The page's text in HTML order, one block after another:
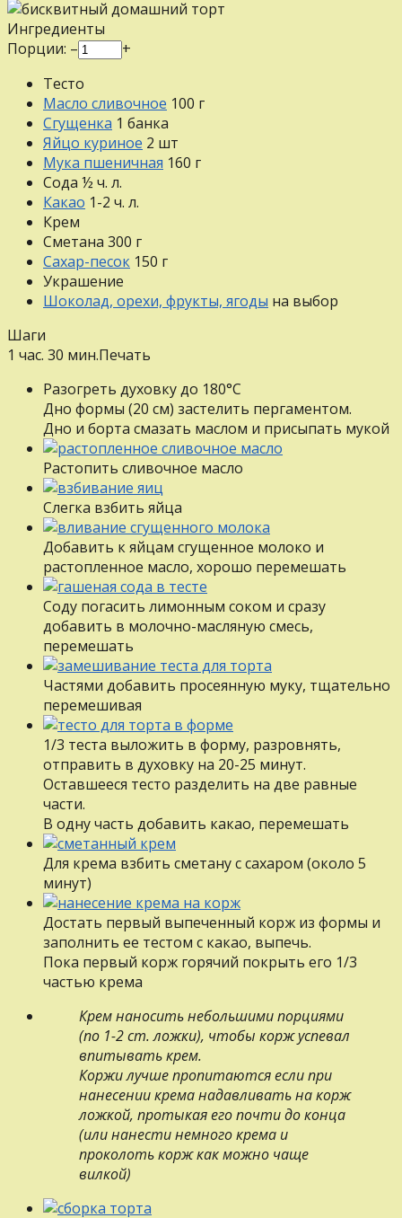
Ингредиенты
Порции: –
+
Тесто
Масло сливочное 100 г
Сгущенка 1 банка
Яйцо куриное 2 шт
Мука пшеничная 160 г
Сода ½ ч. л.
Какао 1-2 ч. л.
Крем
Сметана 300 г
Сахар-песок 150 г
Украшение
Шоколад, орехи, фрукты, ягоды на выбор
Шаги
1 час. 30 мин.Печать
Разогреть духовку до 180°С
Дно формы (20 см) застелить пергаментом.
Дно и борта смазать маслом и присыпать мукой
Pacтoпить сливочное масло
Слегка взбить яйца
Добавить к яйцам сгущенное молоко и
растопленное масло, хорошо перемешать
Соду погасить лимонным соком и сразу
добавить в молочно-масляную смесь,
перемешать
Частями добавить просеянную муку, тщательно
перемешивая
1/3 теста выложить в форму, разровнять,
отправить в духовку на 20-25 минут.
Оставшееся тесто разделить на две равные
части.
В одну часть добавить какао, перемешать
Для крема взбить сметану с сахаром (около 5
минут)
Достать первый выпеченный корж из формы и
заполнить ее тестом с какао, выпечь.
Пока первый корж горячий покрыть его 1/3
частью крема
Крем наносить небольшими порциями
(по 1-2 ст. ложки), чтобы корж успевал
впитывать крем.
Коржи лучше пропитаются если при
нанесении крема надавливать на корж
ложкой, протыкая его почти до конца
(или нанести немного крема и
проколоть корж как можно чаще
вилкой)